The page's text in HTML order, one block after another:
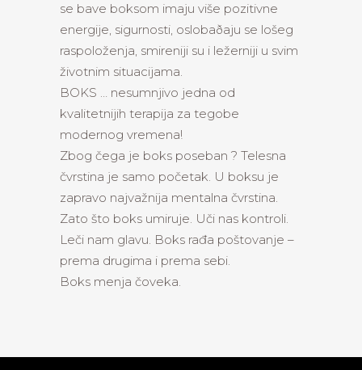
se bave boksom imaju više pozitivne
energije, sigurnosti, oslobaðaju se lošeg
raspoloženja, smireniji su i ležerniji u svim
životnim situacijama.
BOKS … nesumnjivo jedna od
kvalitetnijih terapija za tegobe
modernog vremena!
Zbog čega je boks poseban ? Telesna
čvrstina je samo početak. U boksu je
zapravo najvažnija mentalna čvrstina.
Zato što boks umiruje. Uči nas kontroli.
Leči nam glavu. Boks rađa poštovanje –
prema drugima i prema sebi.
Boks menja čoveka.